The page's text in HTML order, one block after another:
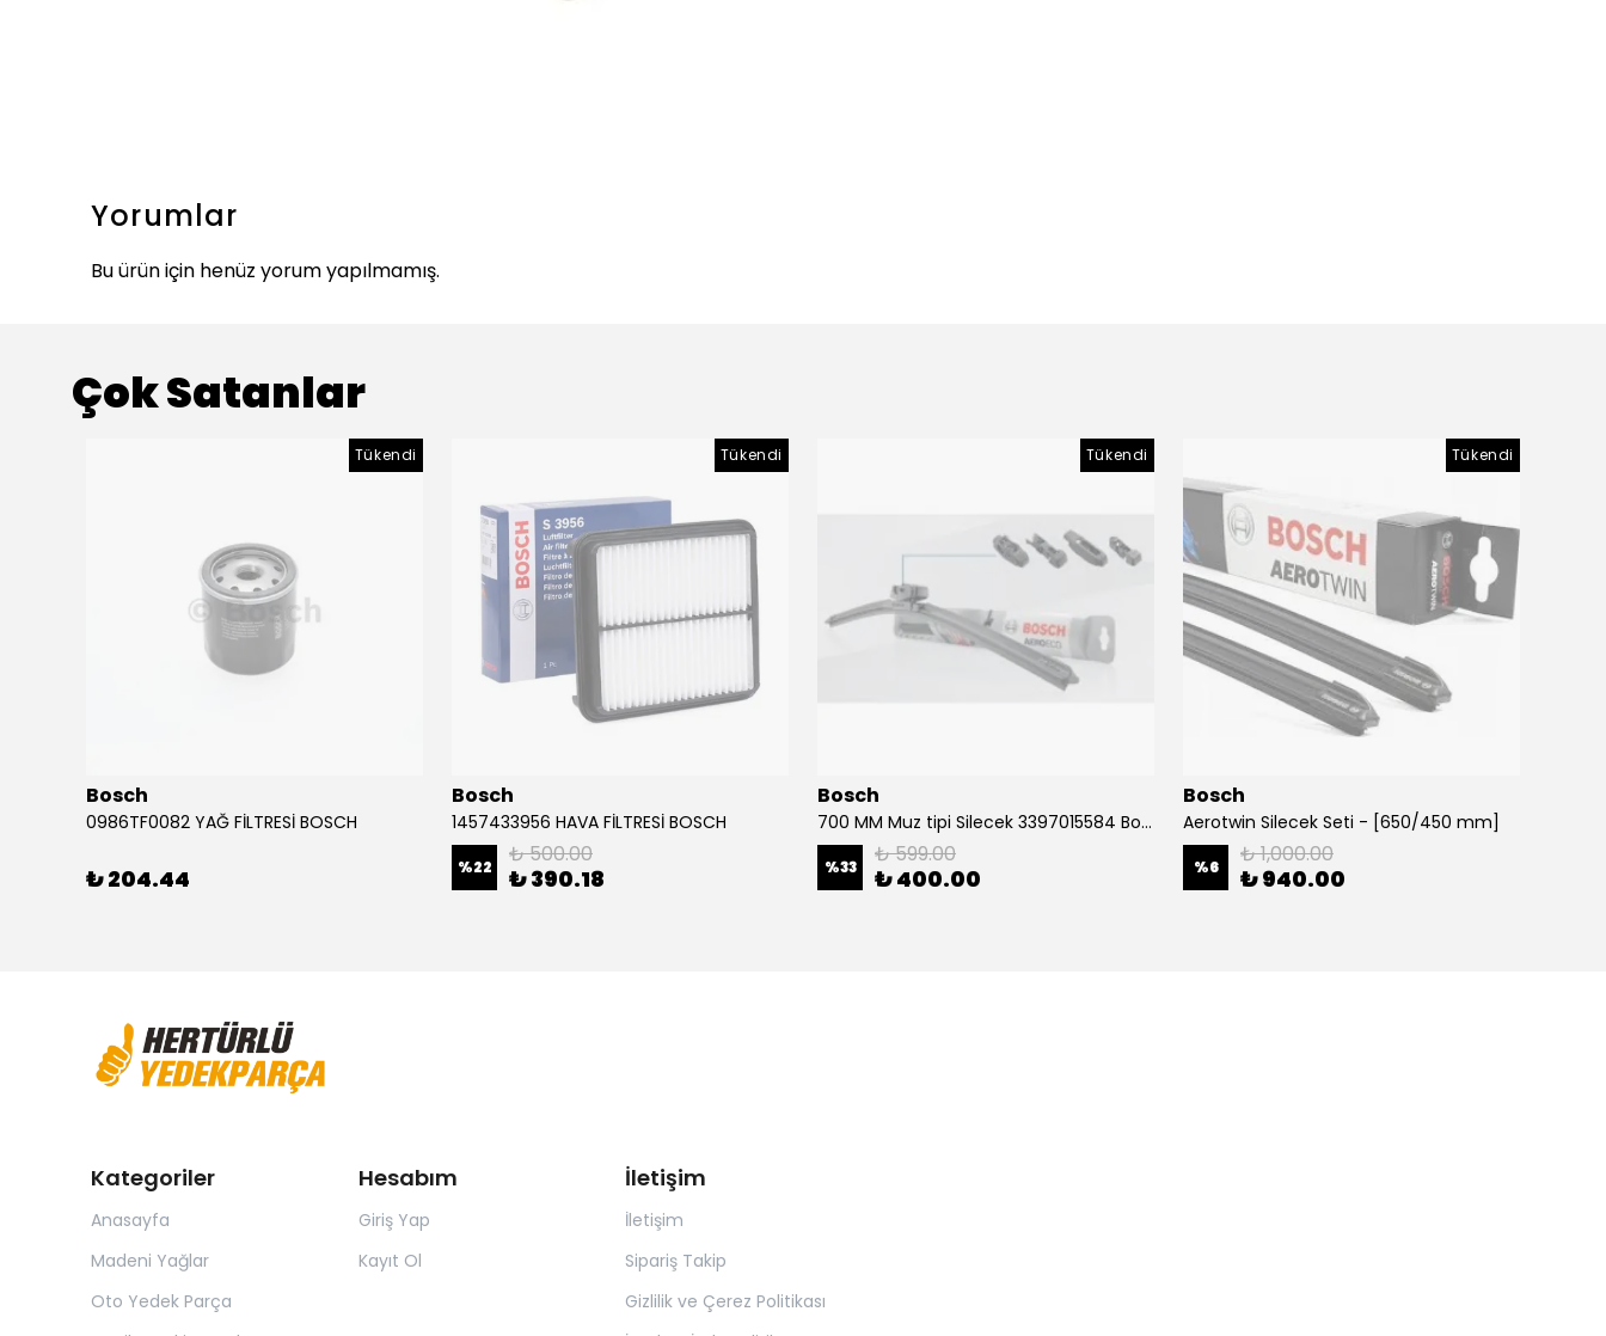
Yorumlar
Bu ürün için henüz yorum yapılmamış.
Çok Satanlar
Tükendi
Bosch
0986TF0082 YAĞ FİLTRESİ BOSCH
₺ 204.44
Tükendi
Bosch
1457433956 HAVA FİLTRESİ BOSCH
%22 ₺ 500.00
₺ 390.18
Tükendi
Bosch
700 MM Muz tipi Silecek 3397015584 Bosch
%33 ₺ 599.00
₺ 400.00
Tükendi
Bosch
Aerotwin Silecek Seti - [650/450 mm]
%6 ₺ 1,000.00
₺ 940.00
Kategoriler
Anasayfa
Madeni Yağlar
Oto Yedek Parça
Hesabım
Giriş Yap
Kayıt Ol
İletişim
İletişim
Sipariş Takip
Gizlilik ve Çerez Politikası